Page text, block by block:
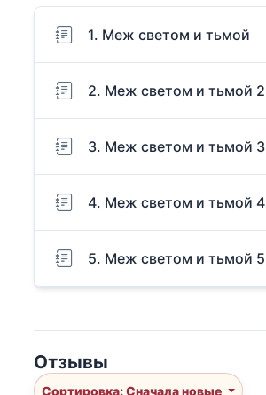
1. Меж светом и тьмой
2. Меж светом и тьмой 2
3. Меж светом и тьмой 3
4. Меж светом и тьмой 4
5. Меж светом и тьмой 5
Отзывы
Сортировка: Сначала новые